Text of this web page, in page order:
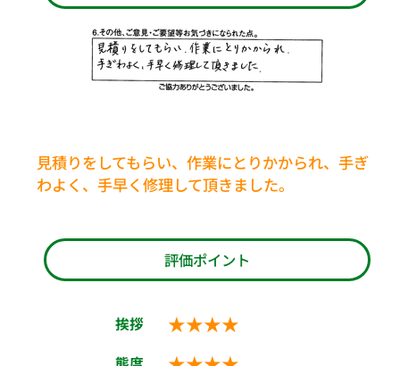
見積りをしてもらい、作業にとりかかられ、手ぎ
わよく、手早く修理して頂きました。
評価ポイント
挨拶 ★★★★